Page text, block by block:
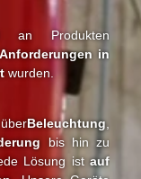
Produkten
in
wurden.
überBeleuchtung,
bis hin zu
Lösung istauf